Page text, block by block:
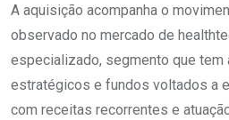
A aquisição acompanha o
observado no mercado de
especializado, segmento que
estratégicos e fundos voltados a
com receitas recorrentes e